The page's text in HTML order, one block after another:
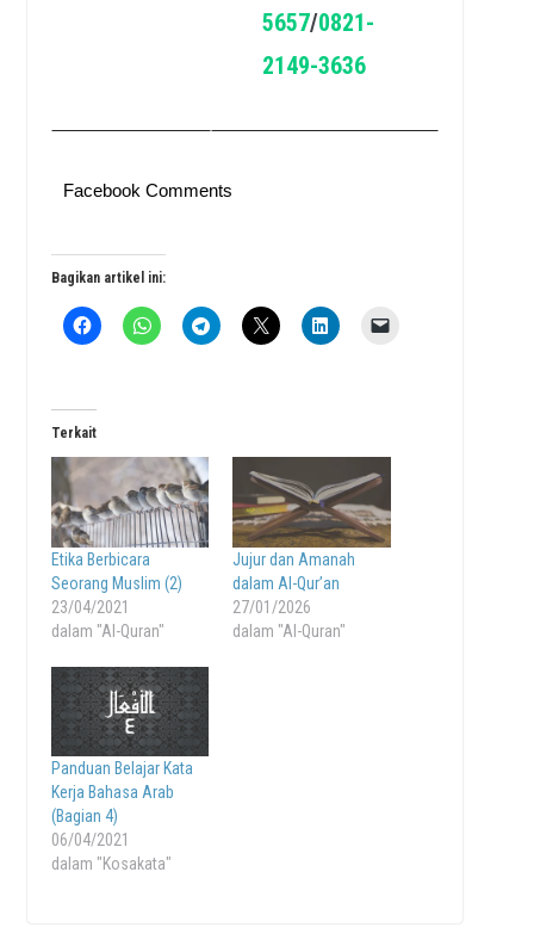
5657/0821-
2149-3636
Facebook Comments
Bagikan artikel ini:
Terkait
Etika Berbicara
Seorang Muslim (2)
23/04/2021
dalam "Al-Quran"
Jujur dan Amanah
dalam Al-Qur’an
27/01/2026
dalam "Al-Quran"
Panduan Belajar Kata
Kerja Bahasa Arab
(Bagian 4)
06/04/2021
dalam "Kosakata"